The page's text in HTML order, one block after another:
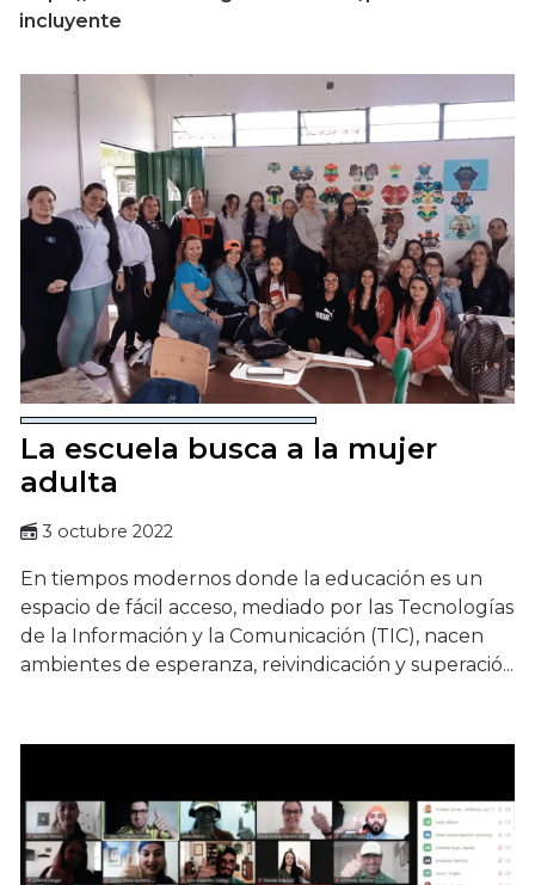
incluyente
La escuela busca a la mujer
adulta
3 octubre 2022
En tiempos modernos donde la educación es un
espacio de fácil acceso, mediado por las Tecnologías
de la Información y la Comunicación (TIC), nacen
ambientes de esperanza, reivindicación y superació...